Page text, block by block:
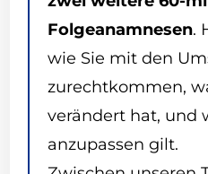
Folgeanamnesen.
wie Sie mit den
zurechtkommen,
verändert hat, und
anzupassen gilt.